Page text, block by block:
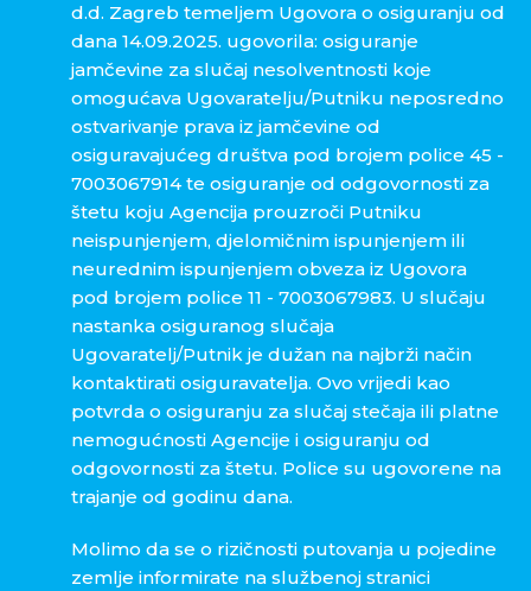
d.d. Zagreb temeljem Ugovora o osiguranju od
dana 14.09.2025. ugovorila: osiguranje
jamčevine za slučaj nesolventnosti koje
omogućava Ugovaratelju/Putniku neposredno
ostvarivanje prava iz jamčevine od
osiguravajućeg društva pod brojem police 45 -
7003067914 te osiguranje od odgovornosti za
štetu koju Agencija prouzroči Putniku
neispunjenjem, djelomičnim ispunjenjem ili
neurednim ispunjenjem obveza iz Ugovora
pod brojem police 11 - 7003067983. U slučaju
nastanka osiguranog slučaja
Ugovaratelj/Putnik je dužan na najbrži način
kontaktirati osiguravatelja. Ovo vrijedi kao
potvrda o osiguranju za slučaj stečaja ili platne
nemogućnosti Agencije i osiguranju od
odgovornosti za štetu. Police su ugovorene na
trajanje od godinu dana.
Molimo da se o rizičnosti putovanja u pojedine
zemlje informirate na službenoj stranici